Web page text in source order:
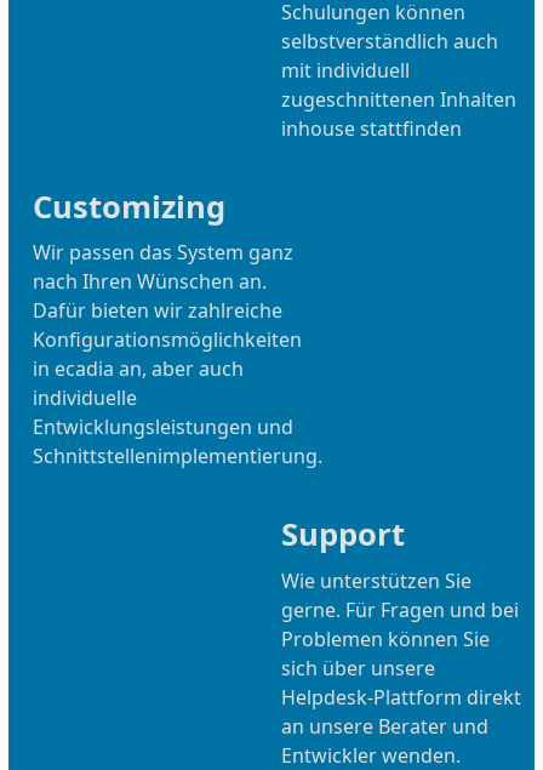
Schulungen können
selbstverständlich auch
mit individuell
zugeschnittenen Inhalten
inhouse stattfinden
Customizing
Wir passen das System ganz
nach Ihren Wünschen an.
Dafür bieten wir zahlreiche
Konfigurationsmöglichkeiten
in ecadia an, aber auch
individuelle
Entwicklungsleistungen und
Schnittstellenimplementierung.
Support
Wie unterstützen Sie
gerne. Für Fragen und bei
Problemen können Sie
sich über unsere
Helpdesk-Plattform direkt
an unsere Berater und
Entwickler wenden.